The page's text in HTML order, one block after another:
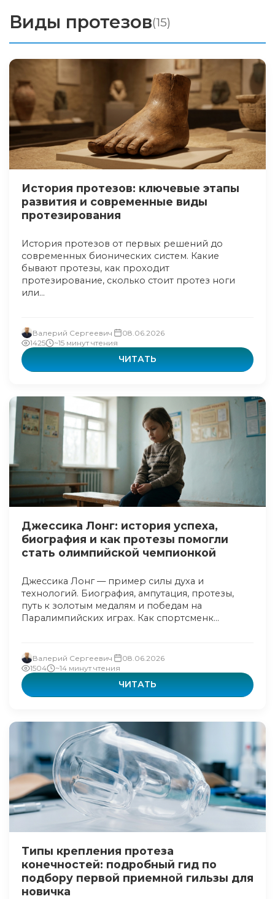
Виды протезов(15)
История протезов: ключевые этапы
развития и современные виды
протезирования
История протезов от первых решений до
современных бионических систем. Какие
бывают протезы, как проходит
протезирование, сколько стоит протез ноги
или...
Валерий Сергеевич
08.06.2026
1425
~15 минут чтения
ЧИТАТЬ
Джессика Лонг: история успеха,
биография и как протезы помогли
стать олимпийской чемпионкой
Джессика Лонг — пример силы духа и
технологий. Биография, ампутация, протезы,
путь к золотым медалям и победам на
Паралимпийских играх. Как спортсменк...
Валерий Сергеевич
08.06.2026
1504
~14 минут чтения
ЧИТАТЬ
Типы крепления протеза
конечностей: подробный гид по
подбору первой приемной гильзы для
новичка